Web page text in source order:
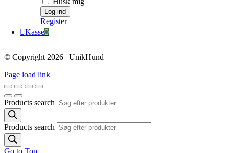
Register
Kasse0
© Copyright 2026 | UnikHund
Page load link
Products search
Products search
Go to Top